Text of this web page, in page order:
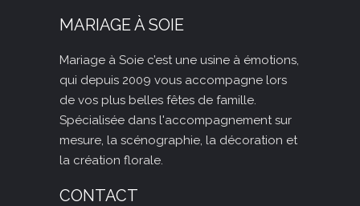
MARIAGE À SOIE
Mariage à Soie c’est une usine à émotions,
qui depuis 2009 vous accompagne lors
de vos plus belles fêtes de famille.
Spécialisée dans l'accompagnement sur
mesure, la scénographie, la décoration et
la création florale.
CONTACT